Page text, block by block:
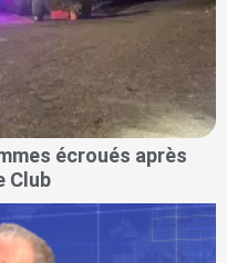
écroués après
Club